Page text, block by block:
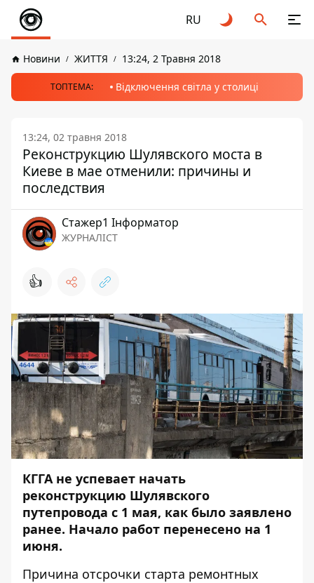
RU
Новини ЖИТТЯ 13:24, 2 Травня 2018
ТОПТЕМА: Відключення світла у столиці
13:24, 02 травня 2018
Реконструкцию Шулявского моста в
Киеве в мае отменили: причины и
последствия
Стажер1 Інформатор
ЖУРНАЛІСТ
👍
КГГА не успевает начать
реконструкцию Шулявского
путепровода с 1 мая, как было заявлено
ранее. Начало работ перенесено на 1
июня.
Причина отсрочки старта ремонтных